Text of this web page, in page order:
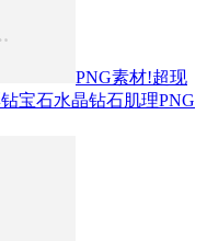
PNG素材!超现
宝石水晶钻石肌理PNG